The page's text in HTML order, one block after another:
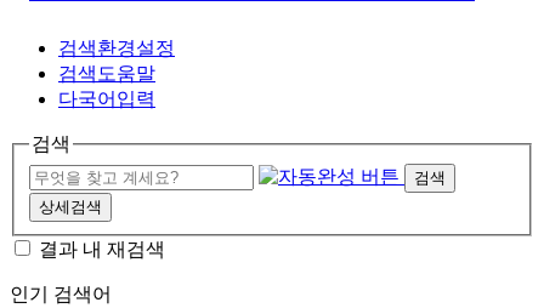
검색환경설정
검색도움말
다국어입력
검색
검색
상세검색
결과 내 재검색
인기 검색어